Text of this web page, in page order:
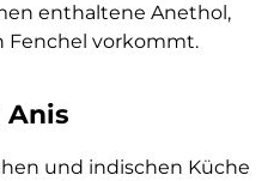
enthaltene Anethol,
Fenchel vorkommt.
Anis
und indischen Küche